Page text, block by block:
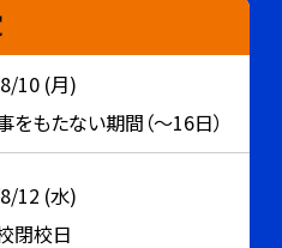
10 (月)
をもたない期間（～16日）
12 (水)
閉校日